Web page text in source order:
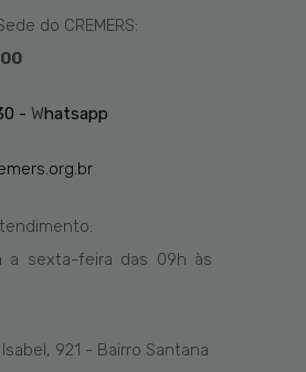
do CREMERS:
- Whatsapp
a sexta-feira das 09h às
921 - Bairro Santana